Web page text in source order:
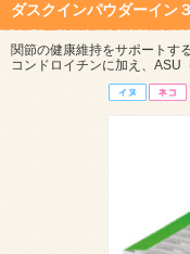
ダスクインパウダーイン
関節の健康維持をサポートす
コンドロイチンに加え、ASU